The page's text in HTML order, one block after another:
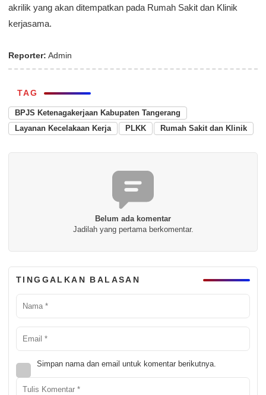
akrilik yang akan ditempatkan pada Rumah Sakit dan Klinik
kerjasama.
Reporter: Admin
TAG
BPJS Ketenagakerjaan Kabupaten Tangerang
Layanan Kecelakaan Kerja
PLKK Rumah Sakit dan Klinik
Belum ada komentar
Jadilah yang pertama berkomentar.
TINGGALKAN BALASAN
Simpan nama dan email untuk komentar berikutnya.